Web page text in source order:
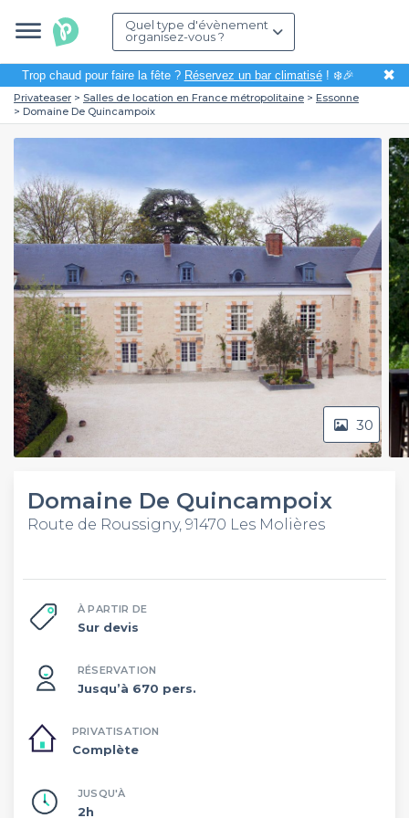
Quel type d'évènement
organisez-vous ?
Trop chaud pour faire la fête ? Réservez un bar climatisé! ❄️🎉 ✖
Privateaser Salles de location en France métropolitaine
Essonne
Domaine De Quincampoix
30
Domaine De Quincampoix
Route de Roussigny, 91470 Les Molières
À PARTIR DE
Sur devis
RÉSERVATION
Jusqu’à 670 pers.
PRIVATISATION
Complète
JUSQU'À
2h